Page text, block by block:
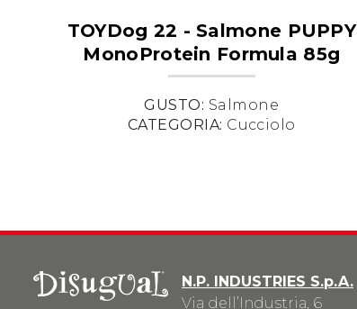
TOYDog 22 - Salmone PUPPY
MonoProtein Formula 85g
GUSTO: Salmone
CATEGORIA: Cucciolo
N.P. INDUSTRIES S.p.A.
Via dell’Industria, 6